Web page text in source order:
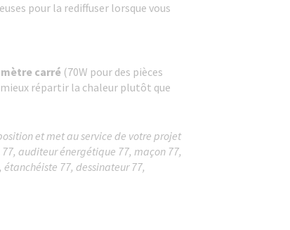
pour la rediffuser lorsque vous
mètre carré (70W pour des pièces
répartir la chaleur plutôt que
et met au service de votre projet
auditeur énergétique 77, maçon 77,
77, dessinateur 77,